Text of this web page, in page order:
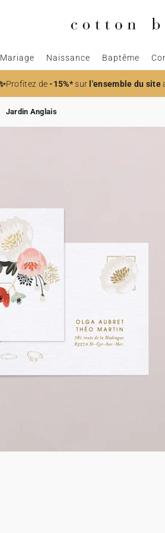
Mariage Naissance Baptême
Profitez de-15%*surl'ensemble du site
Jardin Anglais